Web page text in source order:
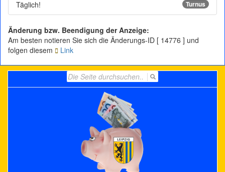
Turnus
Täglich!
Änderung bzw. Beendigung der Anzeige:
Am besten notieren Sie sich die Änderungs-ID [ 14776 ] und
folgen diesem
Link
for: